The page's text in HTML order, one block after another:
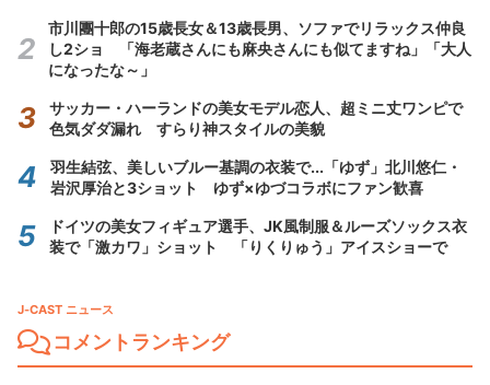
市川團十郎の15歳長女＆13歳長男、ソファでリラックス仲良
し2ショ 「海老蔵さんにも麻央さんにも似てますね」「大人
になったな～」
サッカー・ハーランドの美女モデル恋人、超ミニ丈ワンピで
色気ダダ漏れ すらり神スタイルの美貌
羽生結弦、美しいブルー基調の衣装で...「ゆず」北川悠仁・
岩沢厚治と3ショット ゆず×ゆづコラボにファン歓喜
ドイツの美女フィギュア選手、JK風制服＆ルーズソックス衣
装で「激カワ」ショット 「りくりゅう」アイスショーで
J-CAST ニュース
コメントランキング